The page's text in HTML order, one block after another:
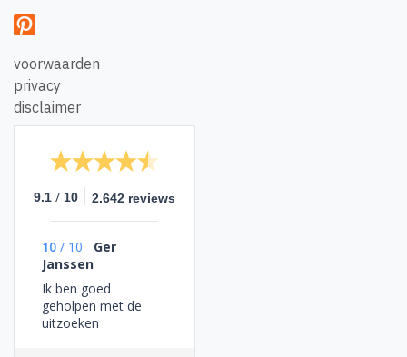
voorwaarden
privacy
disclaimer
9.1 / 10 2.642 reviews
10 / 10
Ger
Janssen
Ik ben goed
geholpen met de
uitzoeken